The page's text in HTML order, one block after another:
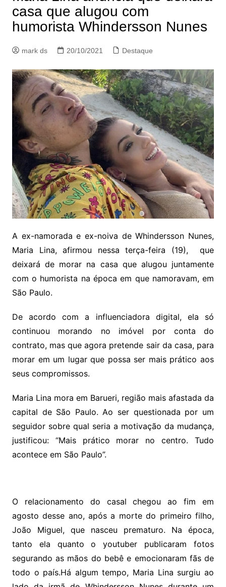
casa que alugou com
humorista Whindersson Nunes
mark ds 20/10/2021 Destaque
A ex-namorada e ex-noiva de Whindersson Nunes,
Maria Lina, afirmou nessa terça-feira (19), que
deixará de morar na casa que alugou juntamente
com o humorista na época em que namoravam, em
São Paulo.
De acordo com a influenciadora digital, ela só
continuou morando no imóvel por conta do
contrato, mas que agora pretende sair da casa, para
morar em um lugar que possa ser mais prático aos
seus compromissos.
Maria Lina mora em Barueri, região mais afastada da
capital de São Paulo. Ao ser questionada por um
seguidor sobre qual seria a motivação da mudança,
justificou: “Mais prático morar no centro. Tudo
acontece em São Paulo”.
O relacionamento do casal chegou ao fim em
agosto desse ano, após a morte do primeiro filho,
João Miguel, que nasceu prematuro. Na época,
tanto ela quanto o youtuber publicaram fotos
segurando as mãos do bebê e emocionaram fãs de
todo o país.Há algum tempo, Maria Lina surgiu ao